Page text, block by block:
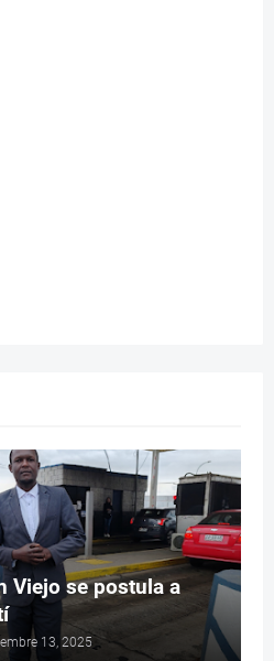
Viejo se postula a
13, 2025